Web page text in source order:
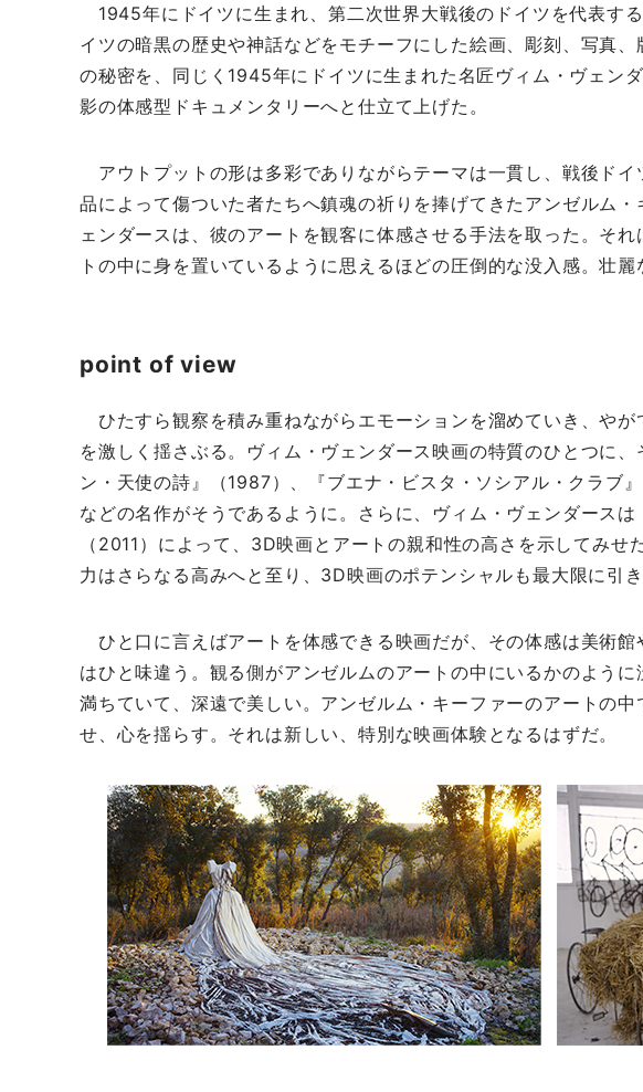
1945年にドイツに生まれ、第二次世界大戦後のドイツを代表す
イツの暗黒の歴史や神話などをモチーフにした絵画、彫刻、写真
の秘密を、同じく1945年にドイツに生まれた名匠ヴィム・ヴェン
影の体感型ドキュメンタリーへと仕立て上げた。
アウトプットの形は多彩でありながらテーマは一貫し、戦後ド
品によって傷ついた者たちへ鎮魂の祈りを捧げてきたアンゼルム
ェンダースは、彼のアートを観客に体感させる手法を取った。そ
トの中に身を置いているように思えるほどの圧倒的な没入感。壮麗
point of view
ひたすら観察を積み重ねながらエモーションを溜めていき、や
を激しく揺さぶる。ヴィム・ヴェンダース映画の特質のひとつに
ン・天使の詩』（1987）、『ブエナ・ビスタ・ソシアル・クラブ
などの名作がそうであるように。さらに、ヴィム・ヴェンダース
（2011）によって、3D映画とアートの親和性の高さを示してみ
力はさらなる高みへと至り、3D映画のポテンシャルも最大限に引き
ひと口に言えばアートを体感できる映画だが、その体感は美術
はひと味違う。観る側がアンゼルムのアートの中にいるかのよう
満ちていて、深遠で美しい。アンゼルム・キーファーのアートの
せ、心を揺らす。それは新しい、特別な映画体験となるはずだ。